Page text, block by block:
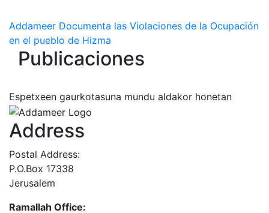
Addameer Documenta las Violaciones de la Ocupación
en el pueblo de Hizma
Publicaciones
Espetxeen gaurkotasuna mundu aldakor honetan
Address
Postal Address:
P.O.Box 17338
Jerusalem
Ramallah Office: